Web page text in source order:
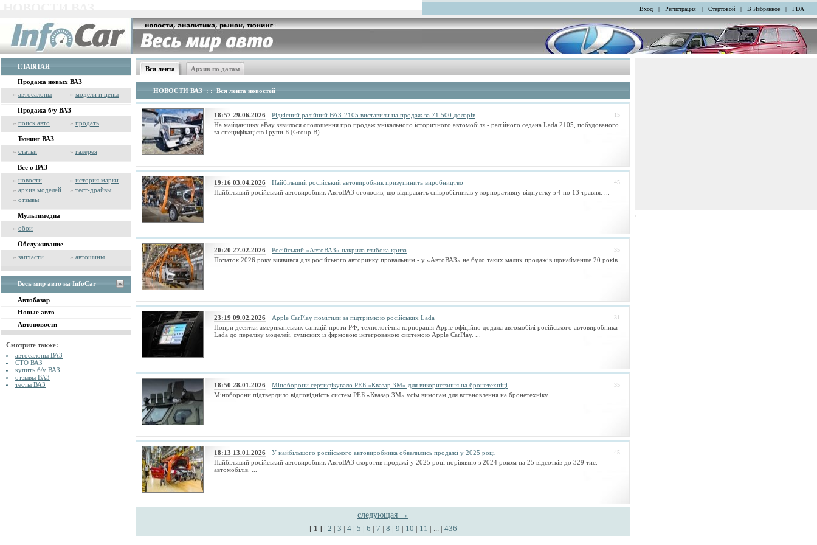
Вход | Регистрация | Стартовой | В Избранное | PDA
ГЛАВНАЯ
Продажа новых ВАЗ
» автосалоны » модели и цены
Продажа б/у ВАЗ
» поиск авто » продать
Тюнинг ВАЗ
» статьи » галерея
Все о ВАЗ
» новости » история марки
» архив моделей » тест-драйвы
» отзывы
Мультимедиа
» обои
Обслуживание
» запчасти » автошины
Весь мир авто на InfoCar
Автобазар
Новые авто
Автоновости
Смотрите также:
автосалоны ВАЗ
СТО ВАЗ
купить б/у ВАЗ
отзывы ВАЗ
тесты ВАЗ
Вся лента Архив по датам
НОВОСТИ ВАЗ : : Вся лента новостей
18:57 29.06.2026 Рідкісний ралійний ВАЗ-2105 виставили на продаж за 71 500 доларів 15
На майданчику eBay зявилося оголошення про продаж унікального історичного автомобіля - ралійного седана Lada 2105, побудованого
за специфікацією Групи Б (Group B). ...
19:16 03.04.2026 Найбільший російський автовиробник призупинить виробництво 45
Найбільший російський автовиробник АвтоВАЗ оголосив, що відправить співробітників у корпоративну відпустку з 4 по 13 травня. ...
20:20 27.02.2026 Російський «АвтоВАЗ» накрила глибока криза 35
Початок 2026 року виявився для російського авторинку провальним - у «АвтоВАЗ» не було таких малих продажів щонайменше 20 років.
23:19 09.02.2026 Apple CarPlay помітили за підтримкою російських Lada 31
Попри десятки американських санкцій проти РФ, технологічна корпорація Apple офіційно додала автомобілі російського автовиробника
Lada до переліку моделей, сумісних із фірмовою інтегрованою системою Apple CarPlay. ...
18:50 28.01.2026 Міноборони сертифікувало РЕБ «Квазар 3М» для використання на бронетехніці 35
Міноборони підтвердило відповідність систем РЕБ «Квазар 3М» усім вимогам для встановлення на бронетехніку. ...
18:13 13.01.2026 У найбільшого російського автовиробника обвалились продажі у 2025 році 45
Найбільший російський автовиробник АвтоВАЗ скоротив продажі у 2025 році порівняно з 2024 роком на 25 відсотків до 329 тис.
автомобілів. ...
следующая →
[ 1 ]| 2 | 3 | 4| 5 | 6 | 7 | 8 | 9 | 10 | 11 | ... | 436